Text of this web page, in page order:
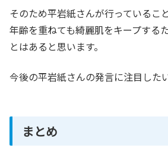
そのため平岩紙さんが行っているこ
年齢を重ねても綺麗肌をキープする
とはあると思います。
今後の平岩紙さんの発言に注目した
まとめ